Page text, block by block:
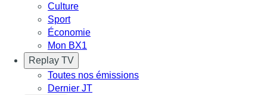
Culture
Sport
Économie
Mon BX1
Replay TV
Toutes nos émissions
Dernier JT